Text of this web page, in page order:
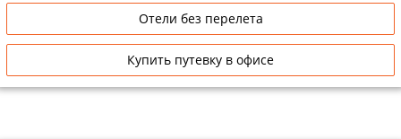
Отели без перелета
Купить путевку в офисе